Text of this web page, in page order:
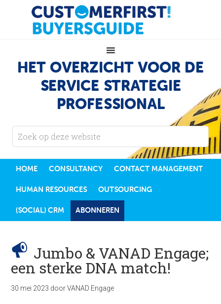
HET OVERZICHT VOOR DE
SERVICE STRATEGIE
PROFESSIONAL
HOME CONSULTANCY CONTACT MANAGEMENT
HUMAN RESOURCES OUTSOURCING
(SOCIAL) CRM ABONNEREN
Jumbo & VANAD Engage;
een sterke DNA match!
30 mei 2023 doorVANAD Engage